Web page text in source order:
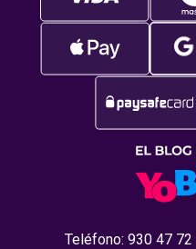
Teléfono: 930 47 72